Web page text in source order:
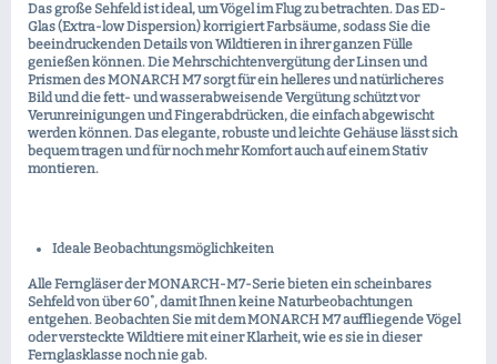
Das große Sehfeld ist ideal, um Vögel im Flug zu betrachten. Das ED-
Glas (Extra-low Dispersion) korrigiert Farbsäume, sodass Sie die
beeindruckenden Details von Wildtieren in ihrer ganzen Fülle
genießen können. Die Mehrschichtenvergütung der Linsen und
Prismen des MONARCH M7 sorgt für ein helleres und natürlicheres
Bild und die fett- und wasserabweisende Vergütung schützt vor
Verunreinigungen und Fingerabdrücken, die einfach abgewischt
werden können. Das elegante, robuste und leichte Gehäuse lässt sich
bequem tragen und für noch mehr Komfort auch auf einem Stativ
montieren.
Ideale Beobachtungsmöglichkeiten
Alle Ferngläser der MONARCH-M7-Serie bieten ein scheinbares
Sehfeld von über 60˚, damit Ihnen keine Naturbeobachtungen
entgehen. Beobachten Sie mit dem MONARCH M7 auffliegende Vögel
oder versteckte Wildtiere mit einer Klarheit, wie es sie in dieser
Fernglasklasse noch nie gab.